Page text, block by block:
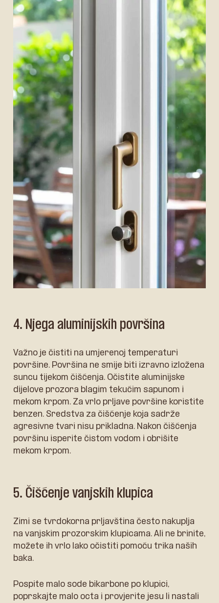
4. Njega aluminijskih površina
Važno je čistiti na umjerenoj temperaturi
površine. Površina ne smije biti izravno izložena
suncu tijekom čišćenja. Očistite aluminijske
dijelove prozora blagim tekućim sapunom i
mekom krpom. Za vrlo prljave površine koristite
benzen. Sredstva za čišćenje koja sadrže
agresivne tvari nisu prikladna. Nakon čišćenja
površinu isperite čistom vodom i obrišite
mekom krpom.
5. Čišćenje vanjskih klupica
Zimi se tvrdokorna prljavština često nakuplja
na vanjskim prozorskim klupicama. Ali ne brinite,
možete ih vrlo lako očistiti pomoću trika naših
baka.
Pospite malo sode bikarbone po klupici,
poprskajte malo octa i provjerite jesu li nastali